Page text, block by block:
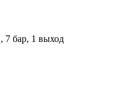
7 бар, 1 выход